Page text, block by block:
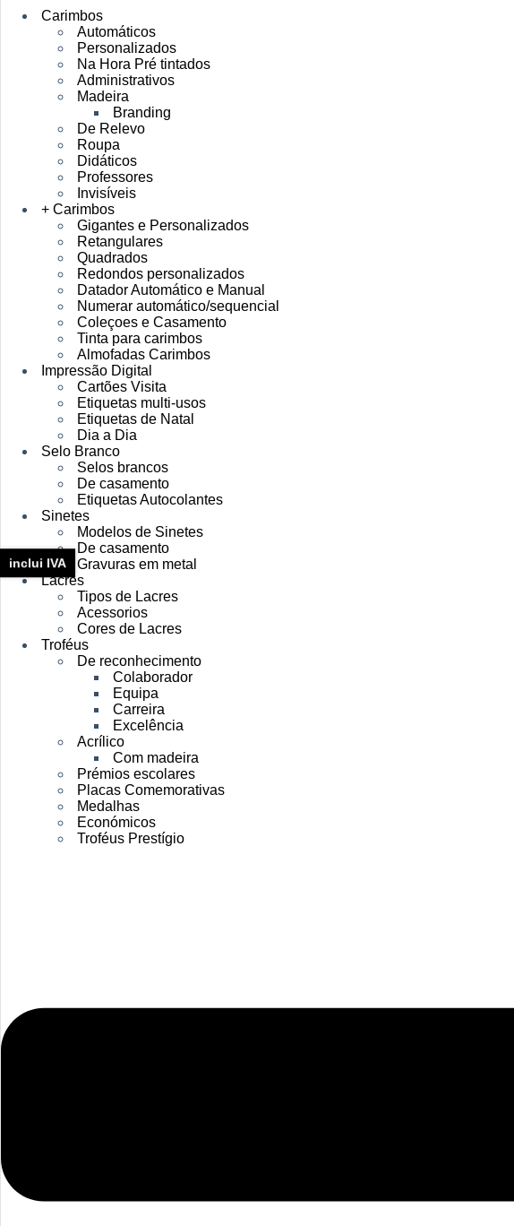
Carimbos
Automáticos
Personalizados
Na Hora Pré tintados
Administrativos
Madeira
Branding
De Relevo
Roupa
Didáticos
Professores
Invisíveis
+ Carimbos
Gigantes e Personalizados
Retangulares
Quadrados
Redondos personalizados
Datador Automático e Manual
Numerar automático/sequencial
Coleçoes e Casamento
Tinta para carimbos
Almofadas Carimbos
Impressão Digital
Cartões Visita
Etiquetas multi-usos
Etiquetas de Natal
Dia a Dia
Selo Branco
Selos brancos
De casamento
Etiquetas Autocolantes
Sinetes
Modelos de Sinetes
De casamento
Gravuras em metal
Lacres
Tipos de Lacres
Acessorios
Cores de Lacres
Troféus
De reconhecimento
Colaborador
Equipa
Carreira
Excelência
Acrílico
Com madeira
Prémios escolares
Placas Comemorativas
Medalhas
Económicos
Troféus Prestígio
inclui IVA